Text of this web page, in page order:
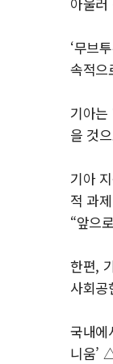
‘무브
속적으
기아는
을 것
기아
적 과
“앞으
한편,
사회
국내에
니움’